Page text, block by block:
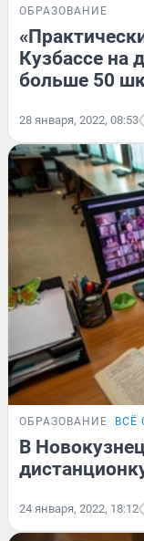
ОБРАЗОВАНИЕ
Кузбассе на
больше 50
28 января, 2022, 08:53
ОБРАЗОВАНИЕ ВСЁ
В
24 января, 2022, 18:12